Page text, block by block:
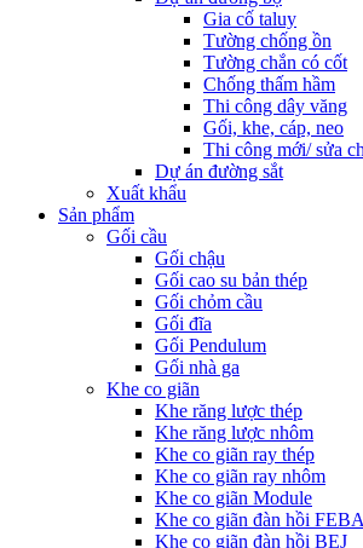
Gia cố taluy
Tường chống ồn
Tường chắn có cốt
Chống thấm hầm
Thi công dây văng
Gối, khe, cáp, neo
Thi công mới/ sửa
Dự án đường sắt
Xuất khẩu
Sản phẩm
Gối cầu
Gối chậu
Gối cao su bản thép
Gối chỏm cầu
Gối đĩa
Gối Pendulum
Gối nhà ga
Khe co giãn
Khe răng lược thép
Khe răng lược nhôm
Khe co giãn ray thép
Khe co giãn ray nhôm
Khe co giãn Module
Khe co giãn đàn hồi FEBA
Khe co giãn đàn hồi BEJ